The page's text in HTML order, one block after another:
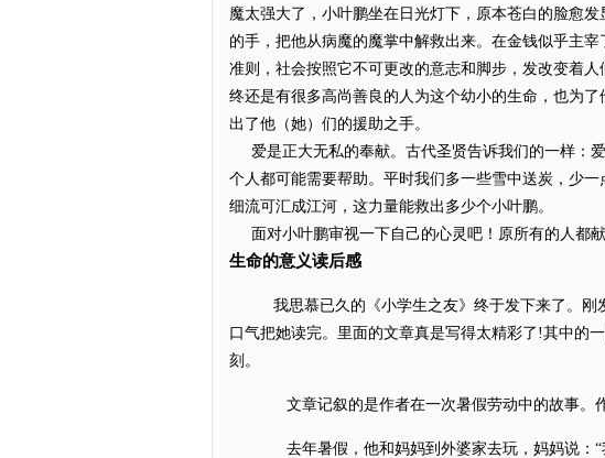
魔太强大了，小叶鹏坐在日光灯下，原本苍白的脸愈
的手，把他从病魔的魔掌中解救出来。在金钱似乎主
准则，社会按照它不可更改的意志和脚步，发改变着
终还是有很多高尚善良的人为这个幼小的生命，也为
出了他（她）们的援助之手。
爱是正大无私的奉献。古代圣贤告诉我们的一样：
个人都可能需要帮助。平时我们多一些雪中送炭，少
细流可汇成江河，这力量能救出多少个小叶鹏。
面对小叶鹏审视一下自己的心灵吧！原所有的人都
生命的意义读后感
我思慕已久的《小学生之友》终于发下来了。刚
口气把她读完。里面的文章真是写得太精彩了!其中的
刻。
文章记叙的是作者在一次暑假劳动中的故事。
去年暑假，他和妈妈到外婆家去玩，妈妈说：“